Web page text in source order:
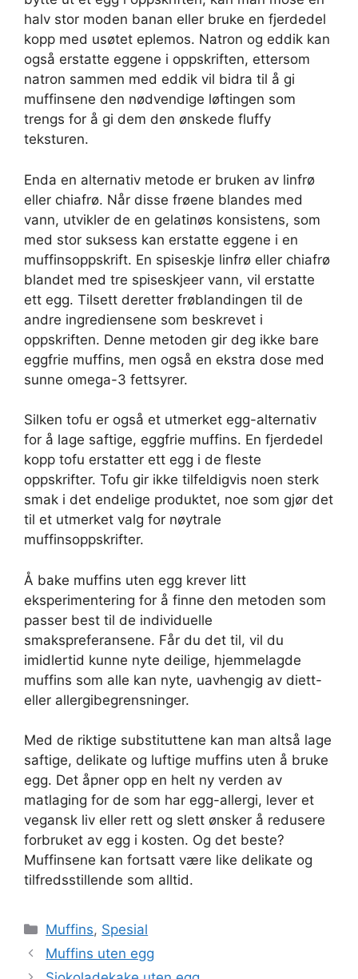
halv stor moden banan eller bruke en fjerdedel
kopp med usøtet eplemos. Natron og eddik kan
også erstatte eggene i oppskriften, ettersom
natron sammen med eddik vil bidra til å gi
muffinsene den nødvendige løftingen som
trengs for å gi dem den ønskede fluffy
teksturen.
Enda en alternativ metode er bruken av linfrø
eller chiafrø. Når disse frøene blandes med
vann, utvikler de en gelatinøs konsistens, som
med stor suksess kan erstatte eggene i en
muffinsoppskrift. En spiseskje linfrø eller chiafrø
blandet med tre spiseskjeer vann, vil erstatte
ett egg. Tilsett deretter frøblandingen til de
andre ingrediensene som beskrevet i
oppskriften. Denne metoden gir deg ikke bare
eggfrie muffins, men også en ekstra dose med
sunne omega-3 fettsyrer.
Silken tofu er også et utmerket egg-alternativ
for å lage saftige, eggfrie muffins. En fjerdedel
kopp tofu erstatter ett egg i de fleste
oppskrifter. Tofu gir ikke tilfeldigvis noen sterk
smak i det endelige produktet, noe som gjør det
til et utmerket valg for nøytrale
muffinsoppskrifter.
Å bake muffins uten egg krever litt
eksperimentering for å finne den metoden som
passer best til de individuelle
smakspreferansene. Får du det til, vil du
imidlertid kunne nyte deilige, hjemmelagde
muffins som alle kan nyte, uavhengig av diett-
eller allergibegrensninger.
Med de riktige substituttene kan man altså lage
saftige, delikate og luftige muffins uten å bruke
egg. Det åpner opp en helt ny verden av
matlaging for de som har egg-allergi, lever et
vegansk liv eller rett og slett ønsker å redusere
forbruket av egg i kosten. Og det beste?
Muffinsene kan fortsatt være like delikate og
tilfredsstillende som alltid.
Kategorier
Muffins, Spesial
Muffins uten egg